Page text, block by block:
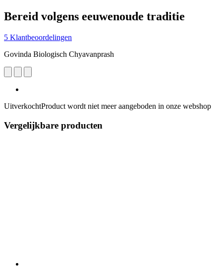
Bereid volgens eeuwenoude traditie
5 Klantbeoordelingen
Govinda Biologisch Chyavanprash
UitverkochtProduct wordt niet meer aangeboden in onze webshop
Vergelijkbare producten